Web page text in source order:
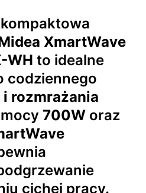
XmartWave
WH to idealne
codziennego
rozmrażania
700W oraz
cichej pracy.